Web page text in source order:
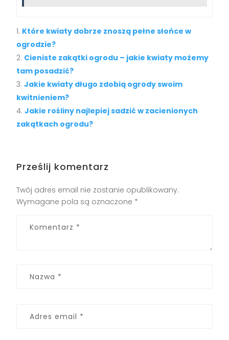
Które kwiaty dobrze znoszą pełne słońce w
ogrodzie?
Cieniste zakątki ogrodu – jakie kwiaty możemy
tam posadzić?
Jakie kwiaty długo zdobią ogrody swoim
kwitnieniem?
Jakie rośliny najlepiej sadzić w zacienionych
zakątkach ogrodu?
Prześlij komentarz
Twój adres email nie zostanie opublikowany.
Wymagane pola są oznaczone *